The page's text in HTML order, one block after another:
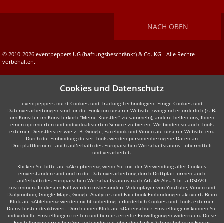
NACH OBEN
© 2010-2026 eventpeppers UG (haftungsbeschränkt) & Co. KG - Alle Rechte
vorbehalten.
Cookies und Datenschutz
eventpeppers nutzt Cookies und Tracking-Technologien. Einige Cookies und
Datenverarbeitungen sind für die Funktion unserer Website zwingend erforderlich (z. B.
um Künstler im Künstlerkorb "Meine Künstler" zu sammeln), andere helfen uns, Ihnen
einen optimierten und individualisierten Service zu bieten. Wir binden so auch Tools
externer Dienstleister wie z. B. Google, Facebook und Vimeo auf unserer Website ein.
Durch die Einbindung dieser Tools werden personenbezogene Daten an
Drittplattformen - auch außerhalb des Europäischen Wirtschaftsraums - übermittelt
und verarbeitet.
Klicken Sie bitte auf «Akzeptieren», wenn Sie mit der Verwendung aller Cookies
einverstanden sind und in die Datenverarbeitung durch Drittplattformen auch
außerhalb des Europäischen Wirtschaftsraums nach Art. 49 Abs. 1 lit. a DSGVO
zustimmen. In diesem Fall werden insbesondere Videoplayer von YouTube, Vimeo und
Dailymotion, Google Maps, Google Analytics und Facebook-Einbindungen aktiviert. Beim
Klick auf «Ablehnen» werden nicht unbedingt erforderlich Cookies und Tools externer
Dienstleister deaktiviert. Durch einen Klick auf «Datenschutz-Einstellungen» können Sie
individuelle Einstellungen treffen und bereits erteilte Einwilligungen widerrufen. Diese